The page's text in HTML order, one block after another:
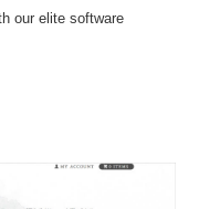
our elite software